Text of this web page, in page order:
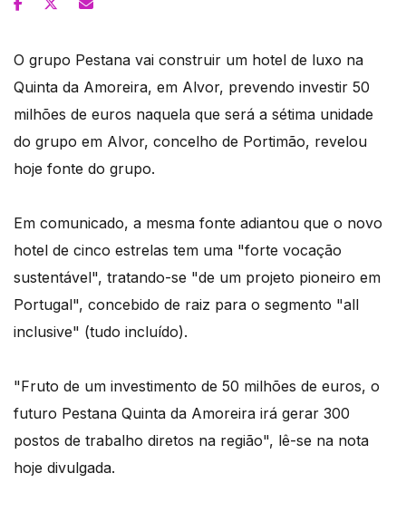
O grupo Pestana vai construir um hotel de luxo na
Quinta da Amoreira, em Alvor, prevendo investir 50
milhões de euros naquela que será a sétima unidade
do grupo em Alvor, concelho de Portimão, revelou
hoje fonte do grupo.
Em comunicado, a mesma fonte adiantou que o novo
hotel de cinco estrelas tem uma "forte vocação
sustentável", tratando-se "de um projeto pioneiro em
Portugal", concebido de raiz para o segmento "all
inclusive" (tudo incluído).
"Fruto de um investimento de 50 milhões de euros, o
futuro Pestana Quinta da Amoreira irá gerar 300
postos de trabalho diretos na região", lê-se na nota
hoje divulgada.